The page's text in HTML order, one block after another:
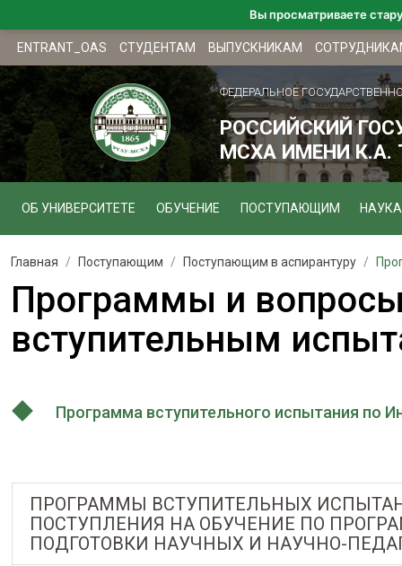
ENTRANT_OAS СТУДЕНТАМ ВЫПУСКНИКАМ
ФЕДЕРАЛЬНОЕ
РОССИЙСКИЙ
МСХА ИМЕНИ К.А.
ОБ УНИВЕРСИТЕТЕ ОБУЧЕНИЕ ПОСТУПАЮЩИМ
Главная Поступающим Поступающим в аспирантуру
Программы и
вступительным
Программа вступительного испытания по
ПРОГРАММЫ ВСТУПИТЕЛЬНЫХ
ПОСТУПЛЕНИЯ НА ОБУЧЕНИЕ ПО
ПОДГОТОВКИ НАУЧНЫХ И НАУЧНО-
Вы просматриваете